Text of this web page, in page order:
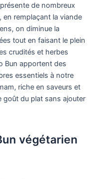
de nombreux
remplaçant la viande
on diminue la
tout en faisant le plein
crudités et herbes
Bun apportent des
essentiels à notre
riche en saveurs et
goût du plat sans ajouter
végétarien